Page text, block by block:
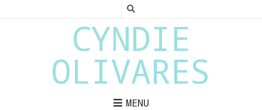
CYNDIE
OLIVARES
MENU